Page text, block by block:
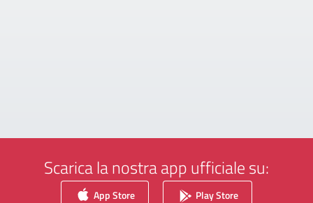
Scarica la nostra app ufficiale su:
App Store Play Store